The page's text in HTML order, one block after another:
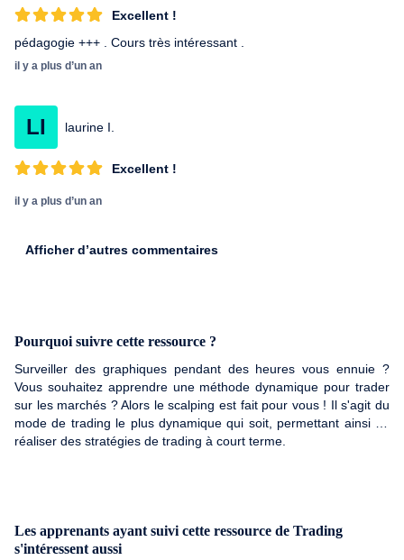
Excellent !
pédagogie +++ . Cours très intéressant .
il y a plus d’un an
LI laurine I.
Excellent !
il y a plus d’un an
Afficher d’autres commentaires
Pourquoi suivre cette ressource ?
Surveiller des graphiques pendant des heures vous ennuie ?
Vous souhaitez apprendre une méthode dynamique pour trader
sur les marchés ? Alors le scalping est fait pour vous ! Il s'agit du
mode de trading le plus dynamique qui soit, permettant ainsi de
réaliser des stratégies de trading à court terme.
Les apprenants ayant suivi cette ressource de Trading
s'intéressent aussi